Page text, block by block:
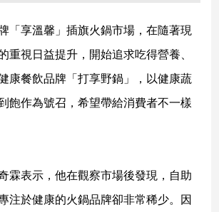
「享溫馨」插旗火鍋市場，在隨著現
重視日益提升，開始追求吃得營養、
康餐飲品牌「打享野鍋」，以健康蔬
飽作為號召，希望帶給消費者不一樣
霖表示，他在觀察市場後發現，自助
注於健康的火鍋品牌卻非常稀少。因